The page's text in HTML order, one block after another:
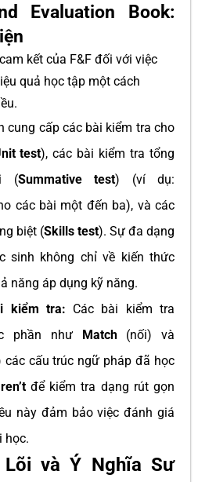
Evaluation Book:
kết của F&F đối với việc
quả học tập một cách
cung cấp các bài kiểm tra cho
test), các bài kiểm tra tổng
(Summative test) (ví dụ:
các bài một đến ba), và các
biệt (Skills test). Sự đa dạng
sinh không chỉ về kiến thức
năng áp dụng kỹ năng.
kiểm tra: Các bài kiểm tra
phần như Match(nối) và
các cấu trúc ngữ pháp đã học
để kiểm tra dạng rút gọn
này đảm bảo việc đánh giá
học.
và Ý Nghĩa Sư